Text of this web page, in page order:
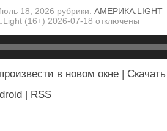
18, 2026 рубрики: АМЕРИКА.LIGHT
(16+) 2026-07-18 отключены
в новом окне
Скачать
RSS